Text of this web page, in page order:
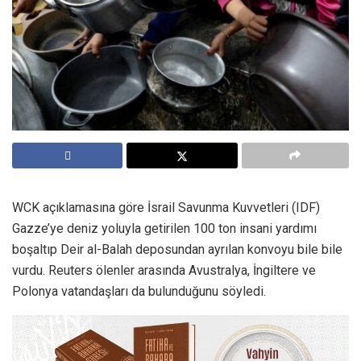
WCK açıklamasına göre İsrail Savunma Kuvvetleri (IDF)
Gazze’ye deniz yoluyla getirilen 100 ton insani yardımı
boşaltıp Deir al-Balah deposundan ayrılan konvoyu bile bile
vurdu. Reuters ölenler arasında Avustralya, İngiltere ve
Polonya vatandaşları da bulunduğunu söyledi.